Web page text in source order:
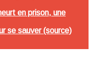
en prison, une
se sauver (source)